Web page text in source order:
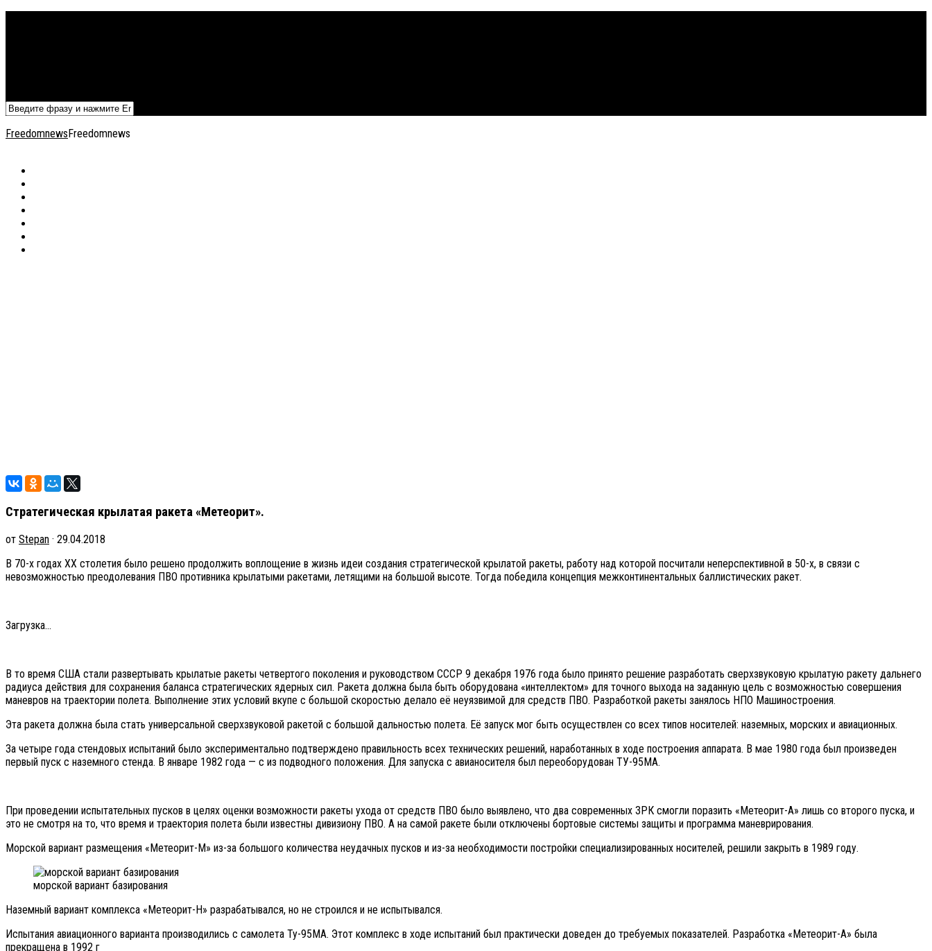
FreedomnewsFreedomnews
Стратегическая крылатая ракета «Метеорит».
от Stepan · 29.04.2018
В 70-х годах ХХ столетия было решено продолжить воплощение в жизнь идеи создания стратегической крылатой ракеты, работу над которой посчитали неперспективной в 50-х, в связи с
невозможностью преодолевания ПВО противника крылатыми ракетами, летящими на большой высоте. Тогда победила концепция межконтинентальных баллистических ракет.
Загрузка...
В то время США стали развертывать крылатые ракеты четвертого поколения и руководством СССР 9 декабря 1976 года было принято решение разработать сверхзвуковую крылатую ракету дальнего
радиуса действия для сохранения баланса стратегических ядерных сил. Ракета должна была быть оборудована «интеллектом» для точного выхода на заданную цель с возможностью совершения
маневров на траектории полета. Выполнение этих условий вкупе с большой скоростью делало её неуязвимой для средств ПВО. Разработкой ракеты занялось НПО Машиностроения.
Эта ракета должна была стать универсальной сверхзвуковой ракетой с большой дальностью полета. Её запуск мог быть осуществлен со всех типов носителей: наземных, морских и авиационных.
За четыре года стендовых испытаний было экспериментально подтверждено правильность всех технических решений, наработанных в ходе построения аппарата. В мае 1980 года был произведен
первый пуск с наземного стенда. В январе 1982 года — с из подводного положения. Для запуска с авианосителя был переоборудован ТУ-95МА.
При проведении испытательных пусков в целях оценки возможности ракеты ухода от средств ПВО было выявлено, что два современных ЗРК смогли поразить «Метеорит-А» лишь со второго пуска, и
это не смотря на то, что время и траектория полета были известны дивизиону ПВО. А на самой ракете были отключены бортовые системы защиты и программа маневрирования.
Морской вариант размещения «Метеорит-М» из-за большого количества неудачных пусков и из-за необходимости постройки специализированных носителей, решили закрыть в 1989 году.
морской вариант базирования
Наземный вариант комплекса «Метеорит-Н» разрабатывался, но не строился и не испытывался.
Испытания авиационного варианта производились с самолета Ту-95МА. Этот комплекс в ходе испытаний был практически доведен до требуемых показателей. Разработка «Метеорит-А» была
прекращена в 1992 г